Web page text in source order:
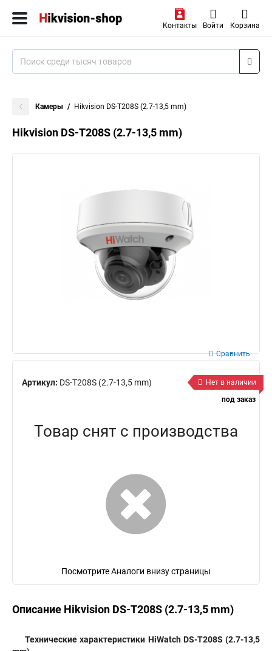
Контакты Войти Корзина
Камеры Hikvision DS-T208S (2.7-13,5 mm)
Hikvision DS-T208S (2.7-13,5 mm)
Артикул: DS-T208S (2.7-13,5 mm)
Сравнить
Нет в наличии
под заказ
Товар снят с производства
Посмотрите Аналоги внизу страницы
Описание Hikvision DS-T208S (2.7-13,5 mm)
Технические характеристики HiWatch DS-T208S (2.7-13,5